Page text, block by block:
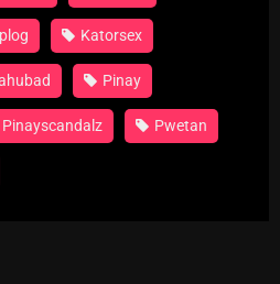
Katorsex
Pinay
Pinayscandalz Pwetan